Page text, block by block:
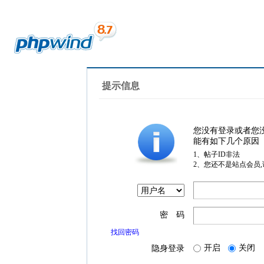
提示信息
您没有登录或者您
能有如下几个原因
1、帖子ID非法
2、您还不是站点会员
密 码
找回密码
隐身登录 开启 关闭